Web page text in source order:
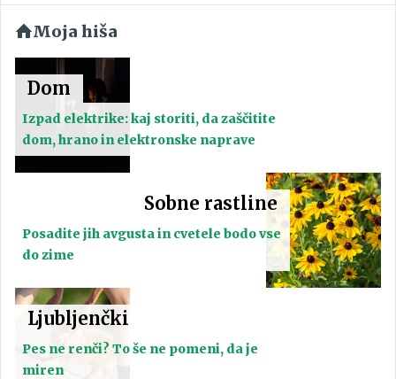
Moja hiša
Dom
Izpad elektrike: kaj storiti, da zaščitite
dom, hrano in elektronske naprave
Sobne rastline
Posadite jih avgusta in cvetele bodo vse
do zime
Ljubljenčki
Pes ne renči? To še ne pomeni, da je
miren